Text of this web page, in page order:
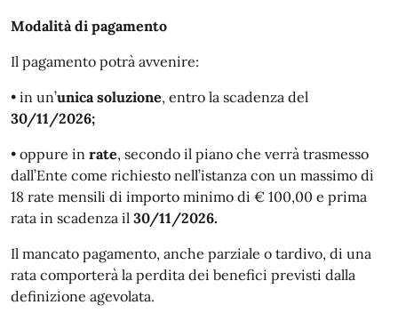
Modalità di pagamento
Il pagamento potrà avvenire:
• in un’unica soluzione, entro la scadenza del
30/11/2026;
• oppure in rate, secondo il piano che verrà trasmesso
dall’Ente come richiesto nell’istanza con un massimo di
18 rate mensili di importo minimo di € 100,00 e prima
rata in scadenza il 30/11/2026.
Il mancato pagamento, anche parziale o tardivo, di una
rata comporterà la perdita dei benefici previsti dalla
definizione agevolata.